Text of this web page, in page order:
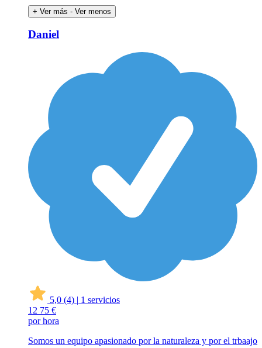
+ Ver más - Ver menos
Daniel
5,0 (4) | 1 servicios
12 75 €
por hora
Somos un equipo apasionado por la naturaleza y por el trbaajo